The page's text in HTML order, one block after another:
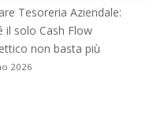
Tesoreria Aziendale:
il solo Cash Flow
non basta più
2026